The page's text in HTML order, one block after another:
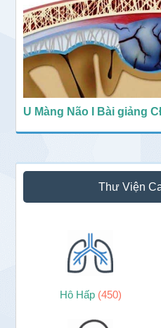
U Màng Não I Bài giảng
Thư Viện
Hô Hấp (450)